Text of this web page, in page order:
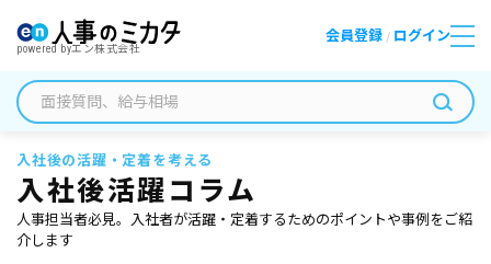
powered byエン株式会社
会員登録 / ログイン
入社後の活躍・定着を考える
入社後活躍コラム
人事担当者必見。入社者が活躍・定着するためのポイントや事例をご紹
介します